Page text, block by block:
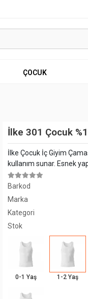
ÇOCUK
İlke 301 Çocuk
İlke Çocuk İç Giyim
kullanım sunar. Esnek
Barkod
Marka
Kategori
Stok
0-1 Yaş 1-2 Yaş